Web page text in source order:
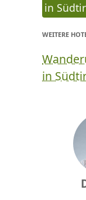
in
WEITERE
in